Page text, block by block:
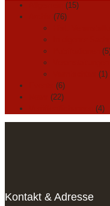
(15)
(76)
(1)
(6)
(22)
(4)
Kontakt & Adresse